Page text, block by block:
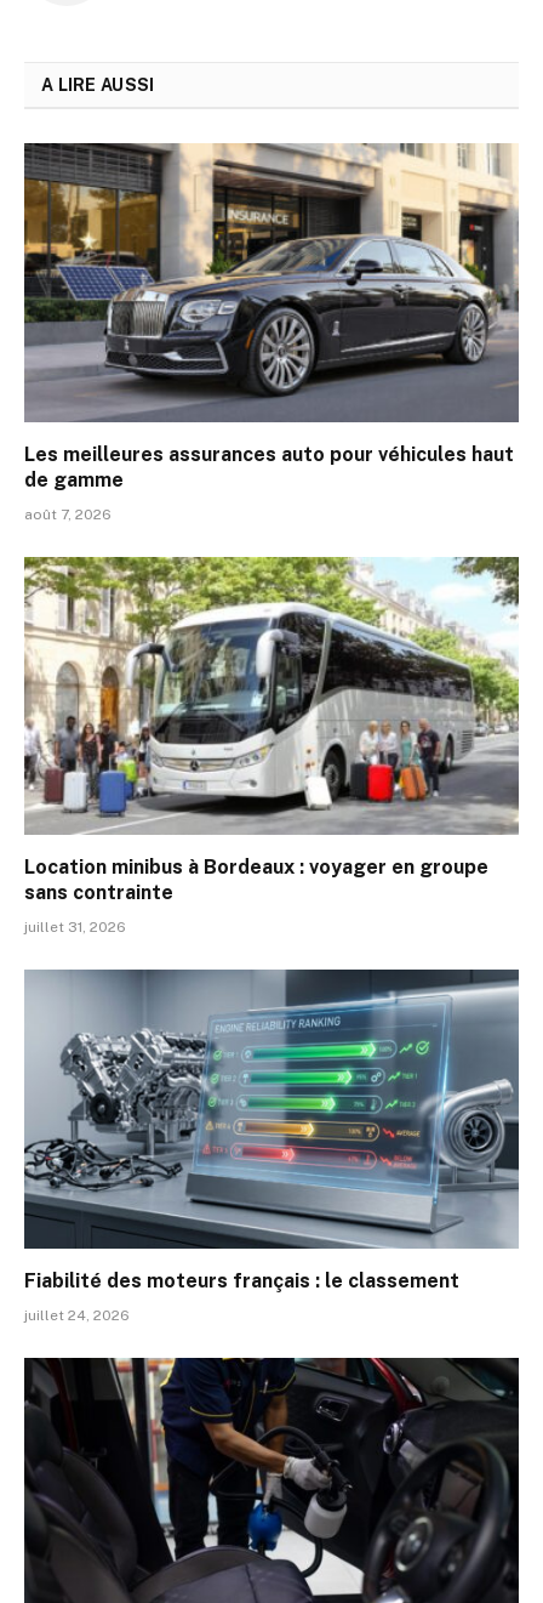
A LIRE AUSSI
Les meilleures assurances auto pour véhicules haut
de gamme
août 7, 2026
Location minibus à Bordeaux : voyager en groupe
sans contrainte
juillet 31, 2026
Fiabilité des moteurs français : le classement
juillet 24, 2026